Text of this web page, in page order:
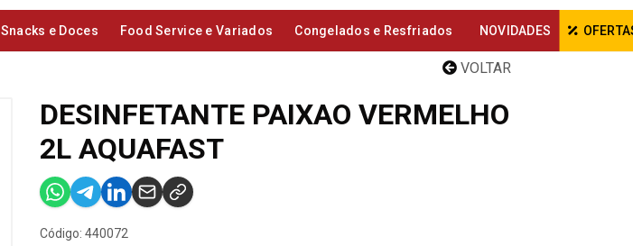
Snacks e Doces Food Service e Variados Congelados e Resfriados NOVIDADES
VOLTAR
DESINFETANTE PAIXAO VERMELHO
2L AQUAFAST
Código: 440072